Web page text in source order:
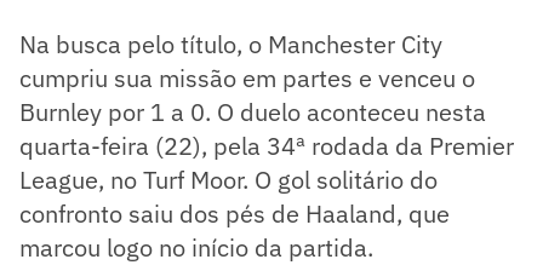
Na busca pelo título, o Manchester City
cumpriu sua missão em partes e venceu o
Burnley por 1 a 0. O duelo aconteceu nesta
quarta-feira (22), pela 34ª rodada da Premier
League, no Turf Moor. O gol solitário do
confronto saiu dos pés de Haaland, que
marcou logo no início da partida.